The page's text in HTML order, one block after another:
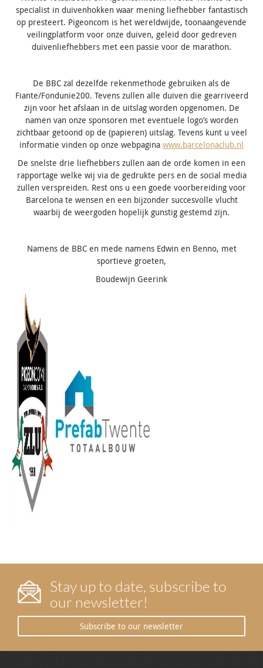
specialist in duivenhokken waar mening liefhebber fantastisch
op presteert. Pigeoncom is het wereldwijde, toonaangevende
veilingplatform voor onze duiven, geleid door gedreven
duivenliefhebbers met een passie voor de marathon.
De BBC zal dezelfde rekenmethode gebruiken als de
Fiante/Fondunie200. Tevens zullen alle duiven die gearriveerd
zijn voor het afslaan in de uitslag worden opgenomen. De
namen van onze sponsoren met eventuele logo’s worden
zichtbaar getoond op de (papieren) uitslag. Tevens kunt u veel
informatie vinden op onze webpagina www.barcelonaclub.nl
De snelste drie liefhebbers zullen aan de orde komen in een
rapportage welke wij via de gedrukte pers en de social media
zullen verspreiden. Rest ons u een goede voorbereiding voor
Barcelona te wensen en een bijzonder succesvolle vlucht
waarbij de weergoden hopelijk gunstig gestemd zijn.
Namens de BBC en mede namens Edwin en Benno, met
sportieve groeten,
Boudewijn Geerink
Stay up to date, subscribe to
our newsletter!
Subscribe to our newsletter